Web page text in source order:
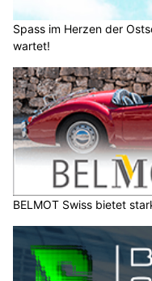
Spass im Herzen der
wartet!
BELMOT Swiss bietet